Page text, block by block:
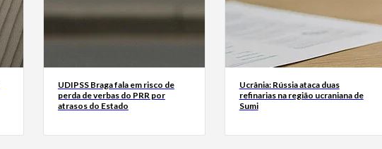
UDIPSS Braga fala em risco de
perda de verbas do PRR por
atrasos do Estado
Ucrânia: Rússia ataca duas
refinarias na região ucraniana de
Sumi